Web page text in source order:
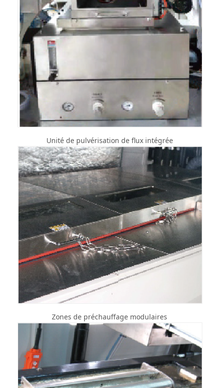
Unité de pulvérisation de flux intégrée
Zones de préchauffage modulaires